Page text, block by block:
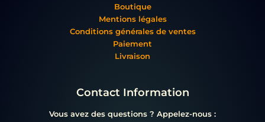
Boutique
Mentions légales
Conditions générales de ventes
Paiement
Livraison
Contact Information
Vous avez des questions ? Appelez-nous :